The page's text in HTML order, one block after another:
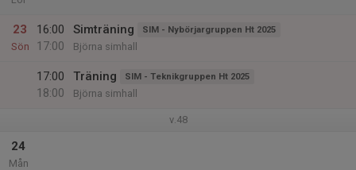
23
Sön
16:00
17:00
Simträning SIM - Nybörjargruppen Ht 2025
Björna simhall
17:00
18:00
Träning SIM - Teknikgruppen Ht 2025
Björna simhall
v.48
24
Mån